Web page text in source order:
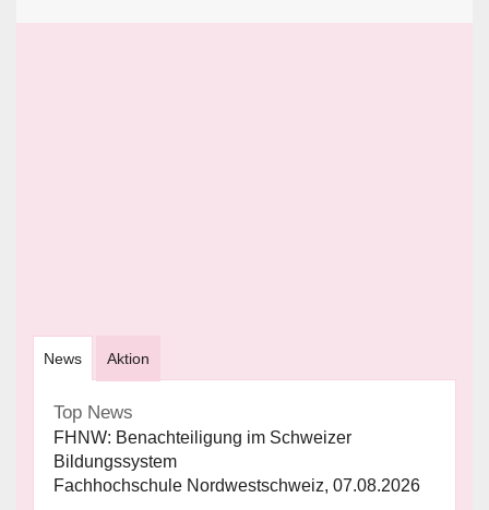
News Aktion
Top News
FHNW: Benachteiligung im Schweizer
Bildungssystem
Fachhochschule Nordwestschweiz, 07.08.2026